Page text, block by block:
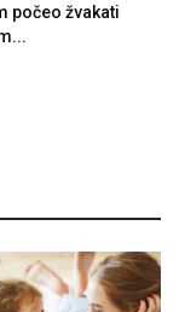
počeo žvakati